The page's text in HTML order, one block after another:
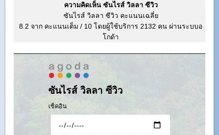
ความคิดเห็น ซันไรส์ วิลลา ซีวิว
ซันไรส์ วิลลา ซีวิว คะแนนเฉลี่ย
8.2 จาก คะแนนเต็ม / 10 โดยผู้ใช้บริการ 2132 คน ผ่านระบบอ
โกด้า
ซันไรส์ วิลลา ซีวิว
เช็คอิน